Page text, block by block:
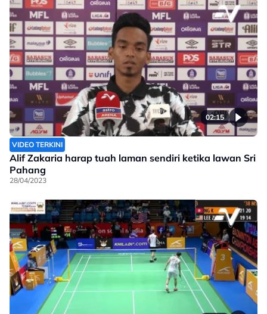
02:15
VIDEO TERKINI
Alif Zakaria harap tuah laman sendiri ketika lawan Sri
Pahang
28/04/2023